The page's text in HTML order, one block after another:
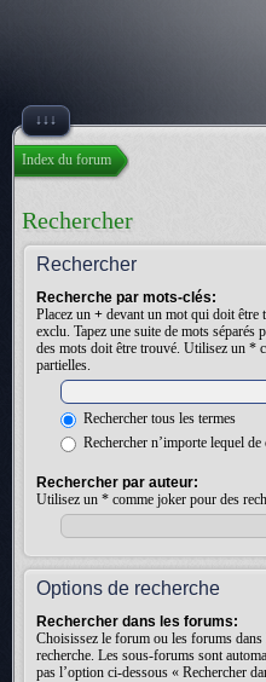
↓↓↓
Index du forum
Rechercher
Rechercher
Recherche par mots-clés:
Placez un + devant un mot qui doit être
exclu. Tapez une suite de mots séparés
des mots doit être trouvé. Utilisez un *
partielles.
Rechercher tous les termes
Rechercher n’importe lequel de
Rechercher par auteur:
Utilisez un * comme joker pour des
Options de recherche
Rechercher dans les forums:
Choisissez le forum ou les forums
recherche. Les sous-forums sont
pas l’option ci-dessous « Rechercher